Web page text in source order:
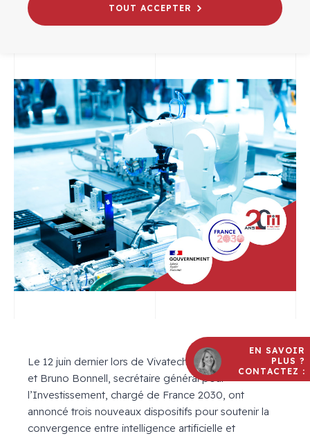
Le 12 juin dernier lors de Vivatech, plusieurs ministres
et Bruno Bonnell, secrétaire général pour
l’Investissement, chargé de France 2030, ont
annoncé trois nouveaux dispositifs pour soutenir la
convergence entre intelligence artificielle et
EN SAVOIR
PLUS ?
CONTACTEZ :
TOUT ACCEPTER